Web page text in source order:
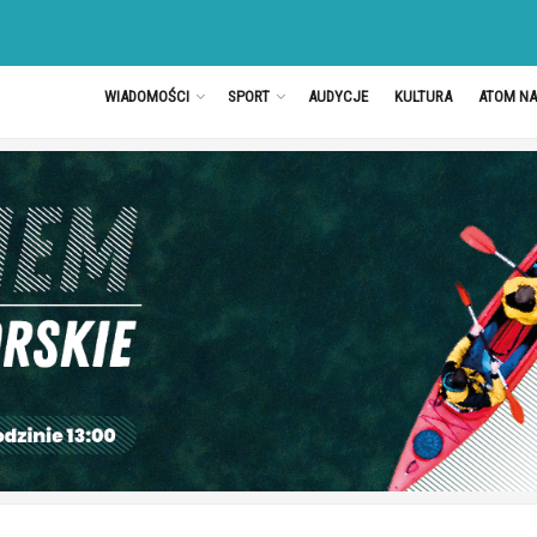
WIADOMOŚCI SPORT AUDYCJE KULTURA ATOM